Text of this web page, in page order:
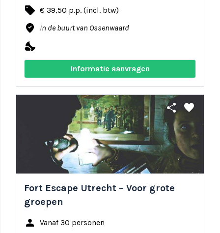
local_offer € 39,50 p.p. (incl. btw)
where_to_vote In de buurt van Ossenwaard
nights_stay
Informatie aanvragen
share favorite
Fort Escape Utrecht – Voor grote
groepen
person Vanaf 30 personen